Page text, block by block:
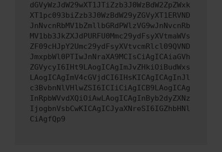
dGVyWzJdW29wXT1JTiZzb3J0WzBdW2ZpZWxk
XT1pc093biZzb3J0WzBdW29yZGVyXT1ERVND
JnNvcnRbMV1bZmllbGRdPWlzVG9wJnNvcnRb
MV1bb3JkZXJdPURFU0Mmc29ydFsyXVtmaWVs
ZF09cHJpY2Umc29ydFsyXVtvcmRlcl09QVND
JmxpbWl0PTIwJnNraXA9MCIsCiAgICAiaGVh
ZGVycyI6IHt9LAogICAgImJvZHkiOiBudWxs
LAogICAgImV4cGVjdCI6IHsKICAgICAgInJl
c3BvbnNlVHlwZSI6ICIiCiAgICB9LAogICAg
InRpbWVvdXQiOiAwLAogICAgInByb2dyZXNz
IjogbnVsbCwKICAgICJyaXNreSI6IGZhbHNl
CiAgfQp9